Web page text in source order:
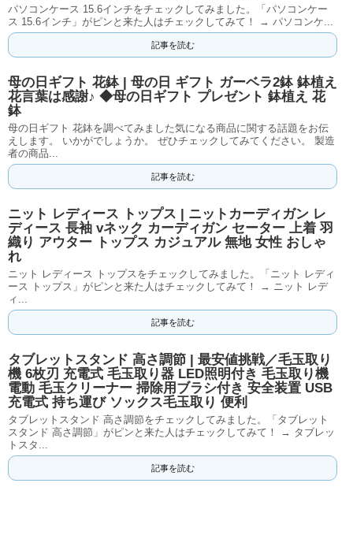
パソコンケース 15.6インチをチェックしてみました。「パソコンケー
ス 15.6インチ」がピンと来た人はチェックしてみて！ → パソコンケ...
記事を読む
母の日ギフト 花鉢 | 母の日 ギフト ガーベラ2鉢 鉢植え
花言葉は感謝♪ ◆母の日ギフト プレゼント 鉢植え 花
鉢
母の日ギフト 花鉢を調べてみました気になる商品に関する話題をお伝
えします。 いかがでしょうか。 ぜひチェックしてみてください。 製造
者の商品...
記事を読む
ニット レディース トップス | ニットカーディガン レ
ディース 長袖 vネック カーディガン セーター 上着 羽
織り アウター トップス カジュアル 無地 女性 おしゃ
れ
ニット レディース トップスをチェックしてみました。「ニット レディ
ース トップス」がピンと来た人はチェックしてみて！ → ニット レデ
ィ...
記事を読む
タブレットスタンド 高さ調節 | 最安値挑戦／毛玉取り
機 6枚刃 充電式 毛玉取り器 LED照明付き 毛玉取り機
電動 毛玉クリーナー 掃除用ブラシ付き 安全装置 USB
充電式 持ち運び ソックス毛玉取り 便利
タブレットスタンド 高さ調節をチェックしてみました。「タブレット
スタンド 高さ調節」がピンと来た人はチェックしてみて！ → タブレッ
トスタ...
記事を読む